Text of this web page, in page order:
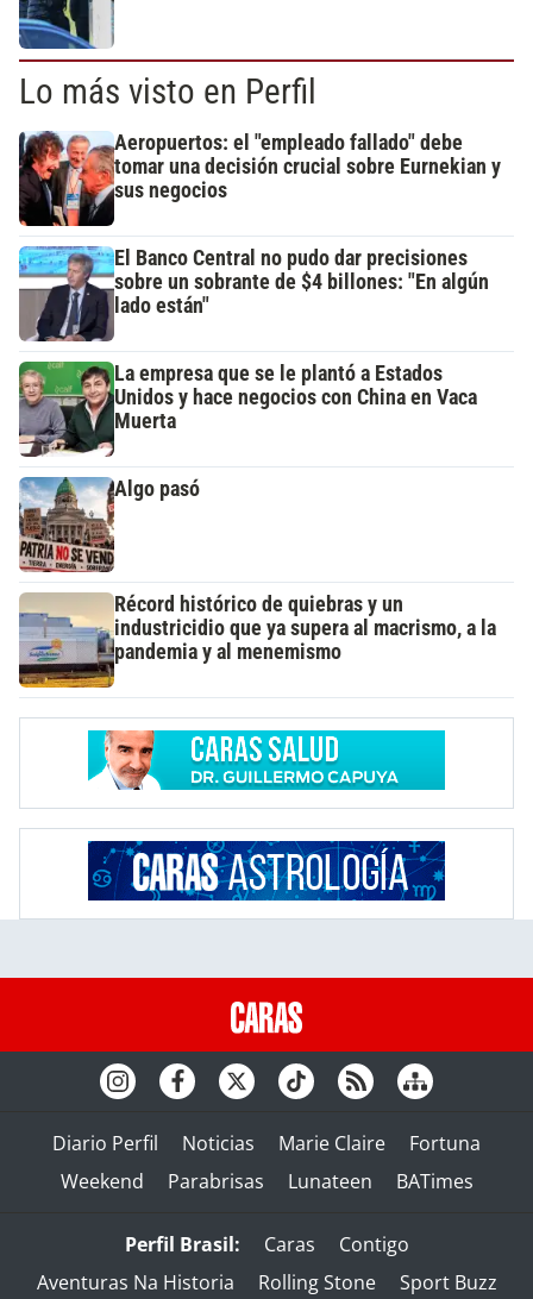
Lo más visto en Perfil
Aeropuertos: el "empleado fallado" debe
tomar una decisión crucial sobre Eurnekian y
sus negocios
El Banco Central no pudo dar precisiones
sobre un sobrante de $4 billones: "En algún
lado están"
La empresa que se le plantó a Estados
Unidos y hace negocios con China en Vaca
Muerta
Algo pasó
Récord histórico de quiebras y un
industricidio que ya supera al macrismo, a la
pandemia y al menemismo
Diario Perfil Noticias Marie Claire
Fortuna
Weekend
Parabrisas Lunateen BATimes
Perfil Brasil: Caras
Contigo
Aventuras Na Historia
Rolling Stone Sport Buzz